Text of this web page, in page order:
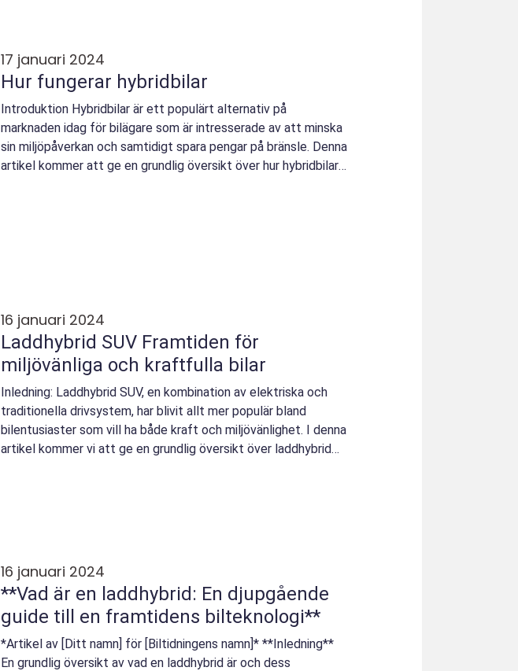
17 januari 2024
Hur fungerar hybridbilar
Introduktion Hybridbilar är ett populärt alternativ på
marknaden idag för bilägare som är intresserade av att minska
sin miljöpåverkan och samtidigt spara pengar på bränsle. Denna
artikel kommer att ge en grundlig översikt över hur hybridbilar
16 januari 2024
Laddhybrid SUV Framtiden för
miljövänliga och kraftfulla bilar
Inledning: Laddhybrid SUV, en kombination av elektriska och
traditionella drivsystem, har blivit allt mer populär bland
bilentusiaster som vill ha både kraft och miljövänlighet. I denna
artikel kommer vi att ge en grundlig översikt över laddhybrid
16 januari 2024
**Vad är en laddhybrid: En djupgående
guide till en framtidens bilteknologi**
*Artikel av [Ditt namn] för [Biltidningens namn]* **Inledning**
En grundlig översikt av vad en laddhybrid är och dess